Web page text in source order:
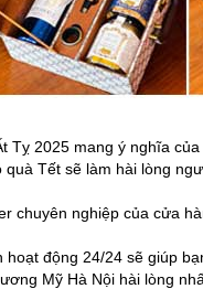
Tỵ 2025 mang ý nghĩa
quà Tết sẽ làm hài lòng
chuyên nghiệp của cửa
hoạt động 24/24 sẽ giúp
Mỹ Hà Nội hài lòng